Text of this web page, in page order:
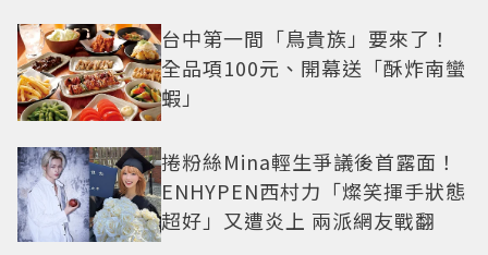
台中第一間「鳥貴族」要來了！
全品項100元、開幕送「酥炸南蠻
蝦」
捲粉絲Mina輕生爭議後首露面！
ENHYPEN西村力「燦笑揮手狀態
超好」又遭炎上 兩派網友戰翻